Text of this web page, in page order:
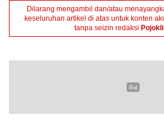
Dilarang mengambil dan/atau
keseluruhan artikel di atas untuk konten
tanpa seizin redaksi